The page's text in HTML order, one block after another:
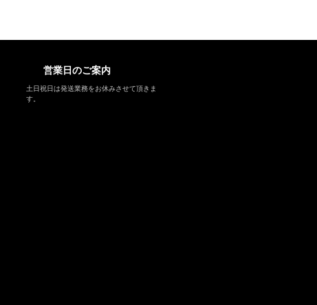
営業日のご案内
土日祝日は発送業務をお休みさせて頂きま
す。